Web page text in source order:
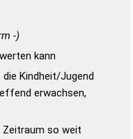
-)
kann
Kindheit/Jugend
erwachsen,
Zeitraum so weit